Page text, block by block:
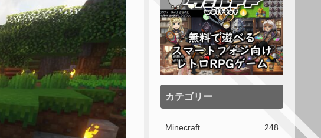
カテゴリー
Minecraft
248